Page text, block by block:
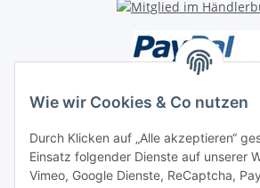
Wie wir Cookies & Co nutzen
Durch Klicken auf „Alle akzeptieren“
Einsatz folgender Dienste auf unserer
Vimeo, Google Dienste, ReCaptcha,
Unsere Seiten